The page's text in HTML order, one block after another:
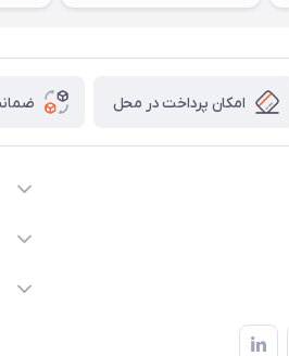
امکان پرداخت در محل